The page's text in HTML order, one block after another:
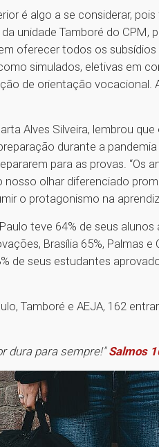
é algo a se considerar,
unidade Tamboré do CPM,
oferecer todos os
simulados, eletivas em
de orientação vocacional.
Alves Silveira, lembrou
durante a
para as provas. “Os
olhar diferenciado
o protagonismo na
teve 64% de seus alunos
Brasília 65%, Palmas
de seus estudantes
Tamboré e AEJA, 162
dura para sempre!"Salmos